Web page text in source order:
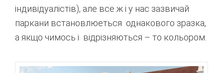
індивідуалістів), але все ж і у нас зазвичай
паркани встановлюеться однакового зразка,
а якщо чимось і відрізняються – то кольором.